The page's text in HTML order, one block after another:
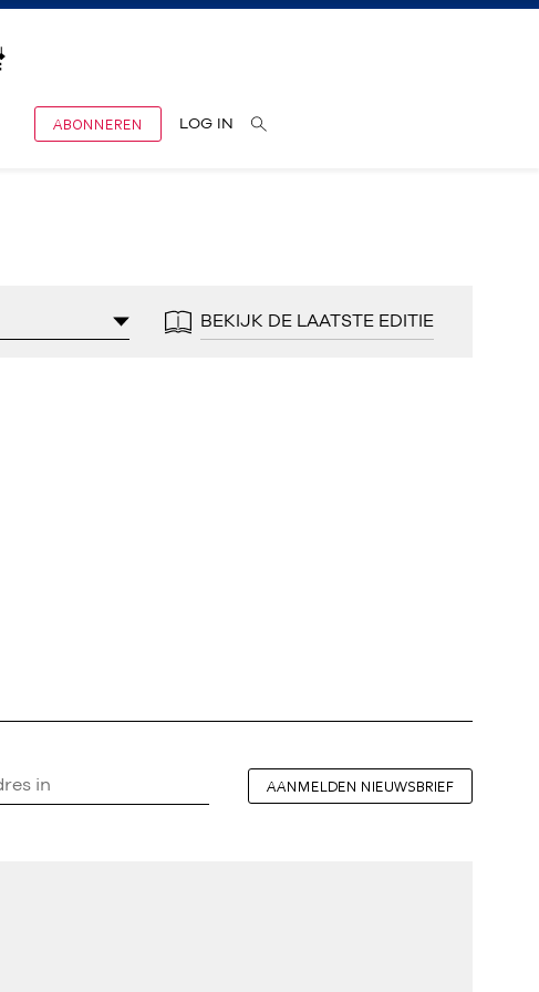
ABONNEREN LOG IN
BEKIJK DE LAATSTE EDITIE
AANMELDEN NIEUWSBRIEF